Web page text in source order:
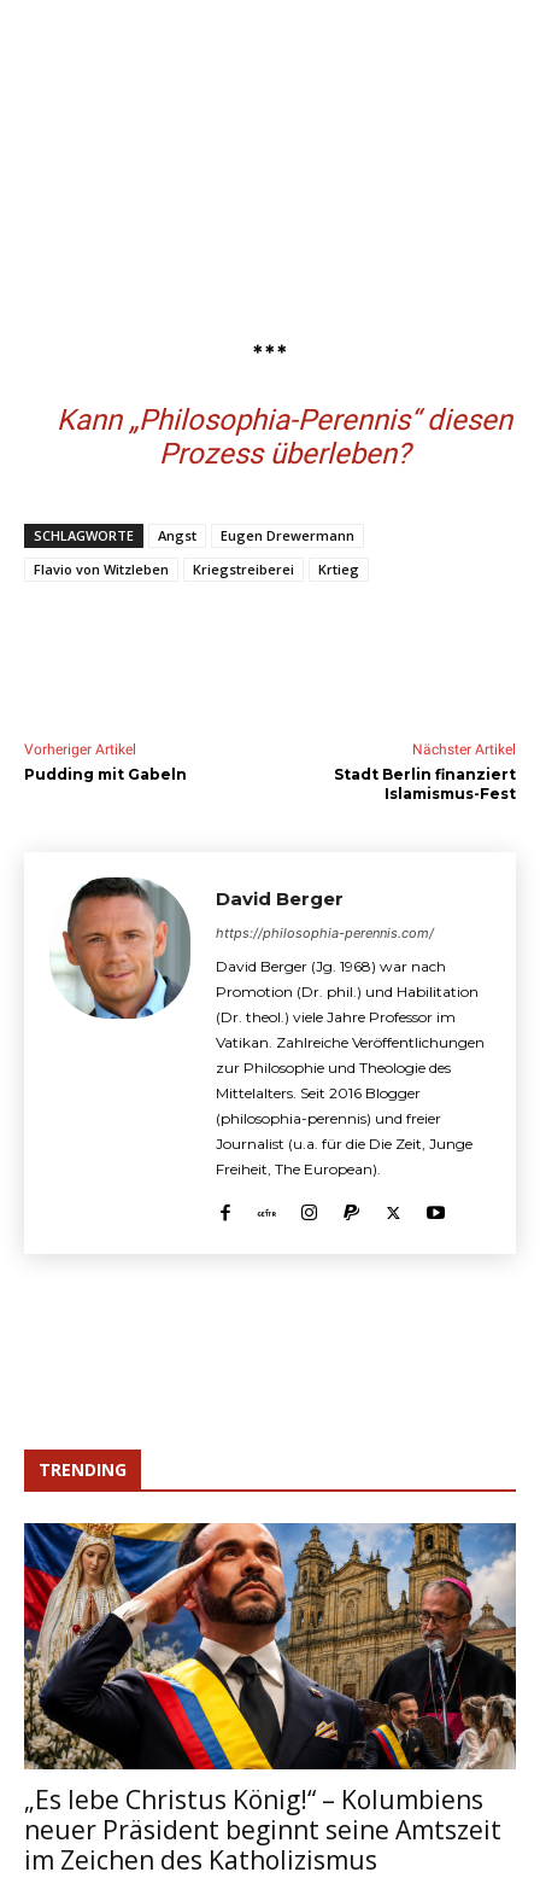
***
Kann „Philosophia-Perennis“ diesen
Prozess überleben?
SCHLAGWORTE Angst
Eugen Drewermann
Flavio von Witzleben
Kriegstreiberei Krtieg
Vorheriger Artikel
Pudding mit Gabeln
Nächster Artikel
Stadt Berlin finanziert
Islamismus-Fest
David Berger
https://philosophia-perennis.com/
David Berger (Jg. 1968) war nach
Promotion (Dr. phil.) und Habilitation
(Dr. theol.) viele Jahre Professor im
Vatikan. Zahlreiche Veröffentlichungen
zur Philosophie und Theologie des
Mittelalters. Seit 2016 Blogger
(philosophia-perennis) und freier
Journalist (u.a. für die Die Zeit, Junge
Freiheit, The European).
TRENDING
„Es lebe Christus König!“ – Kolumbiens
neuer Präsident beginnt seine Amtszeit
im Zeichen des Katholizismus